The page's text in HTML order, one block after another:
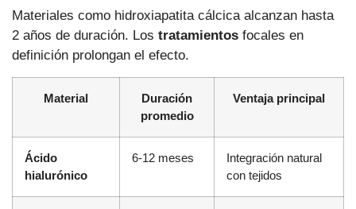
Materiales como hidroxiapatita cálcica alcanzan hasta
2 años de duración. Los tratamientos focales en
definición prolongan el efecto.
Material
Duración
promedio
Ventaja principal
Ácido
hialurónico
6-12 meses
Integración natural
con tejidos